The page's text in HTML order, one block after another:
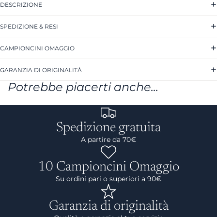
DESCRIZIONE
SPEDIZIONE & RESI
CAMPIONCINI OMAGGIO
GARANZIA DI ORIGINALITÀ
Potrebbe piacerti anche...
Spedizione gratuita
A partire da 70€
10 Campioncini Omaggio
Su ordini pari o superiori a 90€
Garanzia di originalità